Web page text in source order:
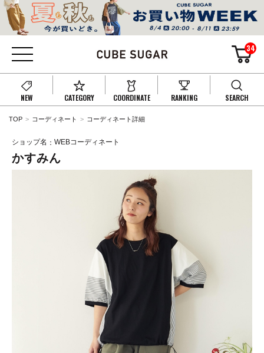
34
NEW CATEGORY COORDINATE RANKING SEARCH
TOP コーディネート コーディネート詳細
ショップ名 WEBコーディネート
かすみん